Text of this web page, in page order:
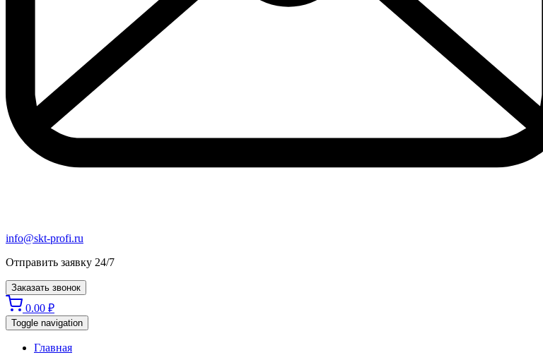
info@skt-profi.ru
Отправить заявку 24/7
Заказать звонок
0.00 ₽
Toggle navigation
Главная